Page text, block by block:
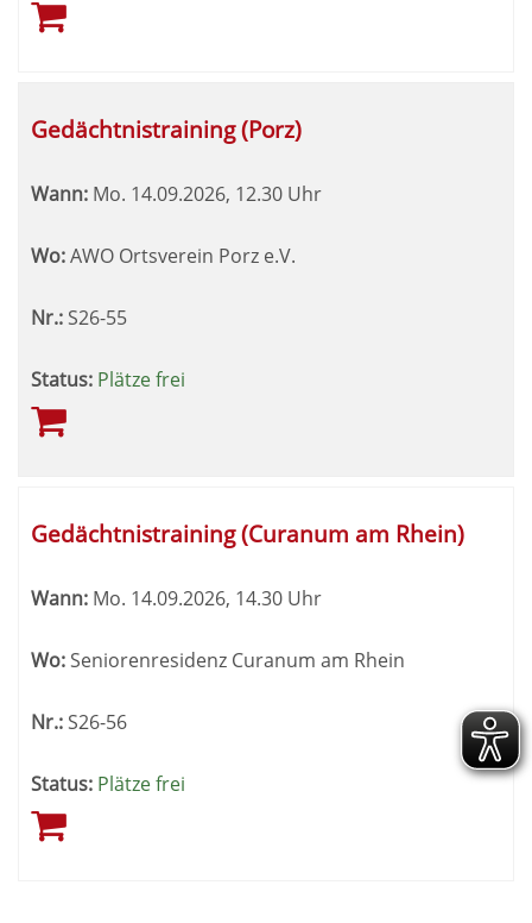
Gedächtnistraining (Porz)
Wann: Mo. 14.09.2026, 12.30 Uhr
Wo:AWO Ortsverein Porz e.V.
Nr.: S26-55
Status: Plätze frei
Gedächtnistraining (Curanum am Rhein)
Wann: Mo. 14.09.2026, 14.30 Uhr
Wo:Seniorenresidenz Curanum am Rhein
Nr.:S26-56
Status: Plätze frei